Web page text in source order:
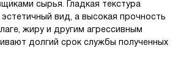
сырья. Гладкая текстура
вид, а высокая прочность
жиру и другим агрессивным
долгий срок службы полученных